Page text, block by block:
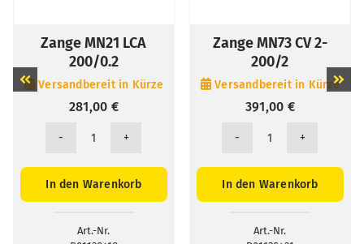
Zange MN21 LCA
200/0.2
Versandbereit in Kürze
281,00 €
Zange
LCA
200/0.2
Menge
In den Warenkorb
Art.-Nr.
Zange MN73 CV 2-
200/2
Versandbereit in Kürze
391,00 €
Zange
CV
2-
200/2
In den Warenkorb
Art.-Nr.